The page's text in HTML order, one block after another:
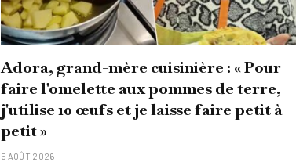
Adora, grand-mère cuisinière : « Pour
faire l'omelette aux pommes de terre,
j'utilise 10 œufs et je laisse faire petit à
petit »
5 AOÛT 2026